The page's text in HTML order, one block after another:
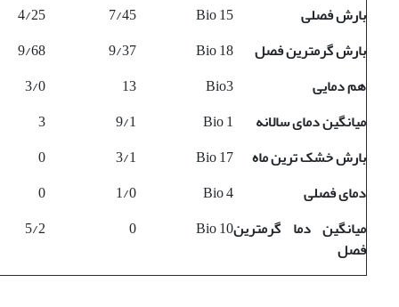
بارش فصلی
Bio 15
7/45
4/25
بارش گرمترین فصل
Bio 18
9/37
9/68
هم دمایی
Bio3
13
3/0
میانگین دمای سالانه
Bio 1
9/1
3
بارش خشک ترین ماه
Bio 17
3/1
0
دمای فصلی
Bio 4
1/0
0
میانگین دما گرمترین
فصل
Bio 10
0
5/2